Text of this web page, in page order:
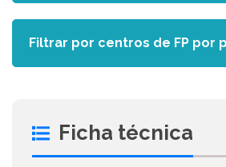
Ficha técnica
Filtrar por centros de FP por